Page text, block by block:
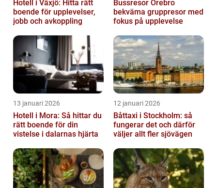
Hotell i Växjö: Hitta rätt
boende för upplevelser,
jobb och avkoppling
Bussresor Örebro
bekväma gruppresor med
fokus på upplevelse
13 januari 2026
Hotell i Mora: Så hittar du
rätt boende för din
vistelse i dalarnas hjärta
12 januari 2026
Båttaxi i Stockholm: så
fungerar det och därför
väljer allt fler sjövägen